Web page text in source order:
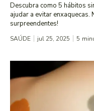
Descubra como 5 hábitos
ajudar a evitar
surpreendentes!
SAÚDE jul 25, 2025 5